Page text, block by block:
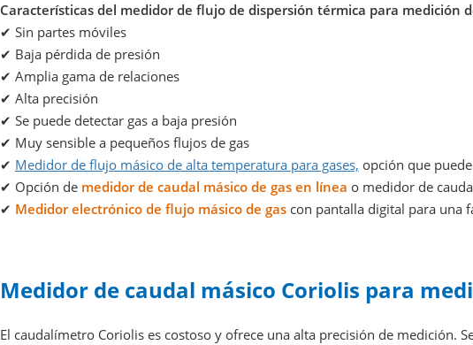
Características del medidor de flujo de dispersión térmica para medición
✔ Sin partes móviles
✔ Baja pérdida de presión
✔ Amplia gama de relaciones
✔ Alta precisión
✔ Se puede detectar gas a baja presión
✔ Muy sensible a pequeños flujos de gas
✔ Medidor de flujo másico de alta temperatura para gases, opción que
✔ Opción de medidor de caudal másico de gas en línea o medidor de
✔ Medidor electrónico de flujo másico de gascon pantalla digital para una
Medidor de caudal másico Coriolis para
El caudalímetro Coriolis es costoso y ofrece una alta precisión de medición.